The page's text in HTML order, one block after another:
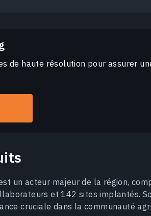
de haute résolution pour assurer
un acteur majeur de la région,
et 142 sites implantés.
cruciale dans la communauté